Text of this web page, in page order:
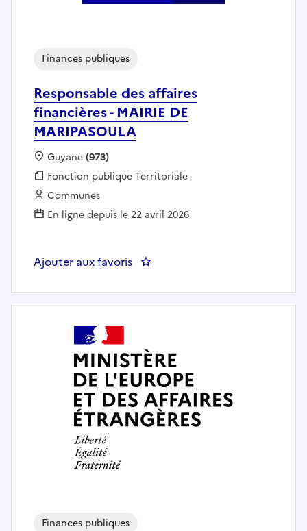
Responsable des affaires
financières - MAIRIE DE
MARIPASOULA
Finances publiques
Localisation :
Guyane(973)
Fonction publique :
Fonction publique Territoriale
Employeur :
Communes
En ligne depuis le 22 avril 2026
Ajouter aux favoris : Responsable des affaires
Finances publiques